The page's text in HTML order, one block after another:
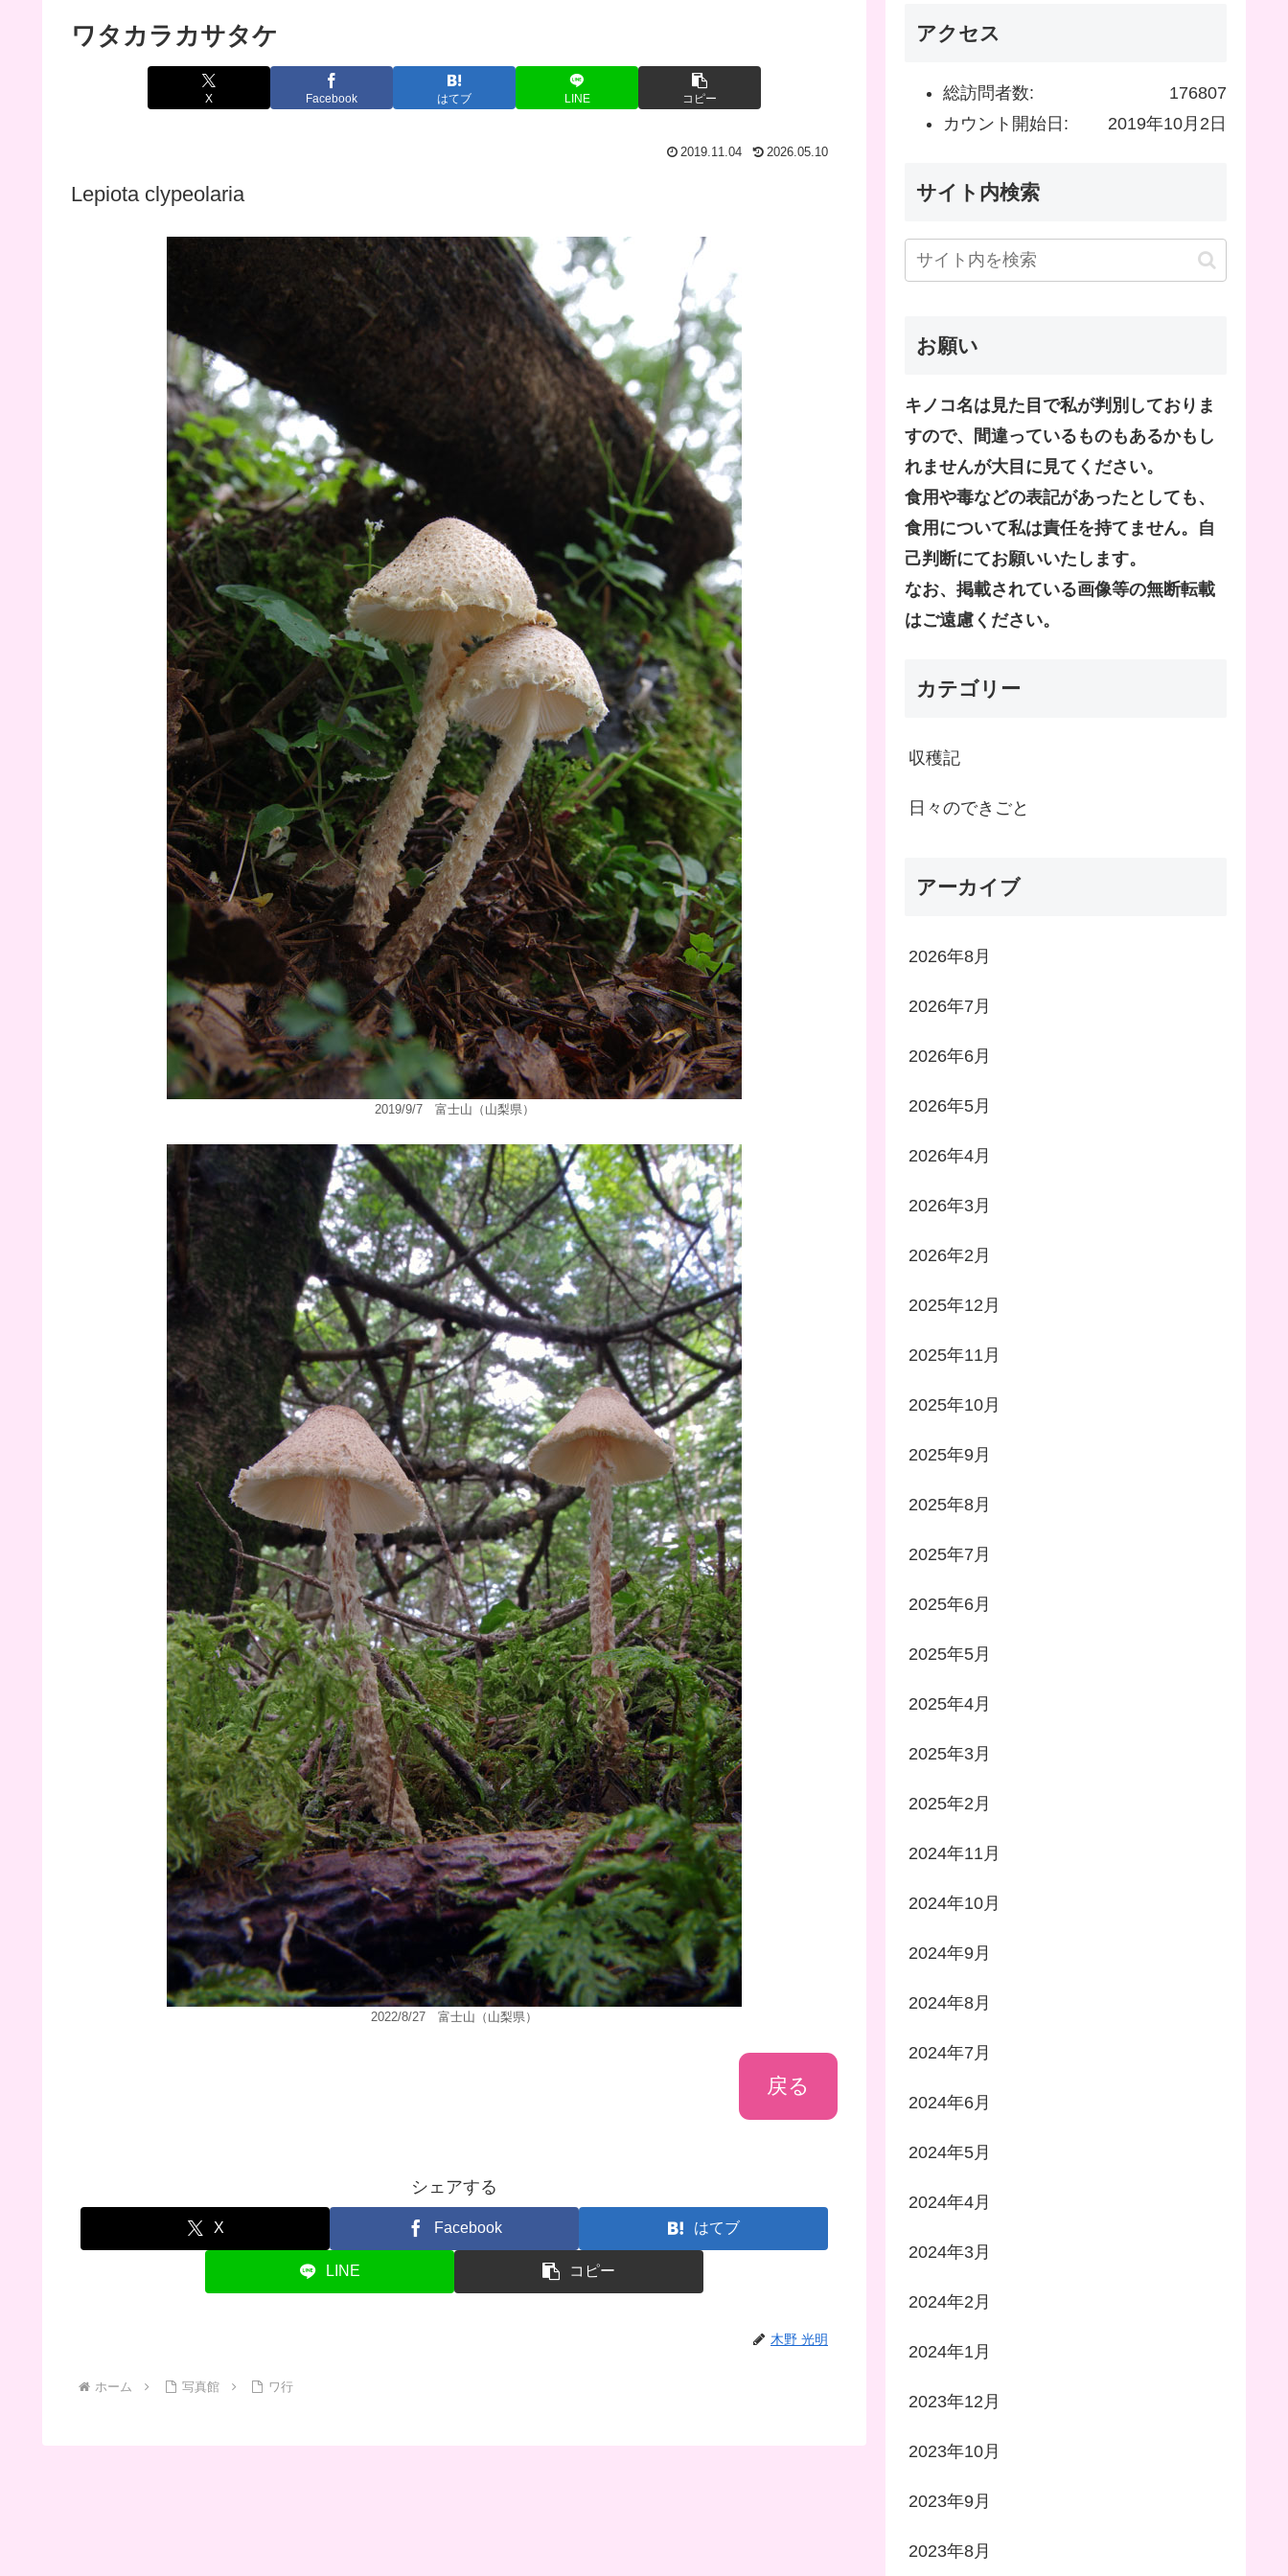
ワタカラカサタケ
X Facebook はてブ LINE コピー
2019.11.04 2026.05.10
Lepiota clypeolaria
2019/9/7 富士山（山梨県）
2022/8/27 富士山（山梨県）
戻る
シェアする
X Facebook はてブ
LINE コピー
木野 光明
ホーム 写真館 ワ行
アクセス
176807
総訪問者数:
2019年10月2日
カウント開始日:
サイト内検索
お願い
キノコ名は見た目で私が判別しておりま
すので、間違っているものもあるかもし
れませんが大目に見てください。
食用や毒などの表記があったとしても、
食用について私は責任を持てません。自
己判断にてお願いいたします。
なお、掲載されている画像等の無断転載
はご遠慮ください。
カテゴリー
収穫記
日々のできごと
アーカイブ
2026年8月
2026年7月
2026年6月
2026年5月
2026年4月
2026年3月
2026年2月
2025年12月
2025年11月
2025年10月
2025年9月
2025年8月
2025年7月
2025年6月
2025年5月
2025年4月
2025年3月
2025年2月
2024年11月
2024年10月
2024年9月
2024年8月
2024年7月
2024年6月
2024年5月
2024年4月
2024年3月
2024年2月
2024年1月
2023年12月
2023年10月
2023年9月
2023年8月